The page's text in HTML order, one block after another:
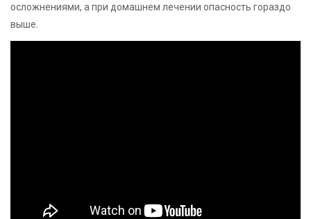
осложнениями, а при домашнем лечении опасность гораздо
выше.